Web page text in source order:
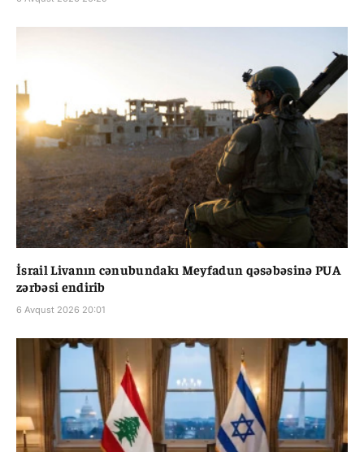
İsrail Livanın cənubundakı Meyfadun qəsəbəsinə PUA
zərbəsi endirib
6 Avqust 2026 20:01